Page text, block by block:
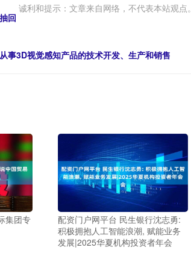
诚利和提示：文章来自网络，不代表本站观点。
回
事3D视觉感知产品的技术开发、生产和销售
集团专
配资门户网平台 民生银行沈志勇:
积极拥抱人工智能浪潮, 赋能业务
发展|2025华夏机构投资者年会